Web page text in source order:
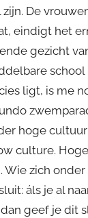
De
eindigt het
gezicht
ligt, is me
hoge
culture.
Wie zich
áls je al
geef je dit